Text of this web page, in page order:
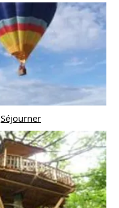
Séjourner